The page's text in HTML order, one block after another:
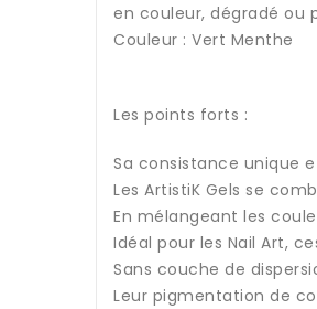
en couleur, dégradé ou
Couleur : Vert Menthe
Les points forts :
Sa consistance unique
Les ArtistiK Gels se
En mélangeant les
Idéal pour les Nail Art,
Sans couche de
Leur pigmentation de